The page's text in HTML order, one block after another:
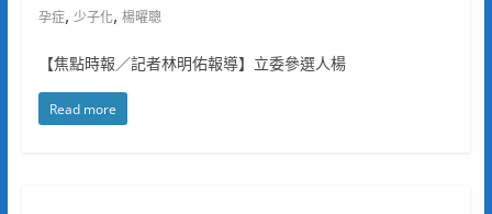
孕症, 少子化, 楊曜聰
【焦點時報／記者林明佑報導】立委參選人楊
Read more